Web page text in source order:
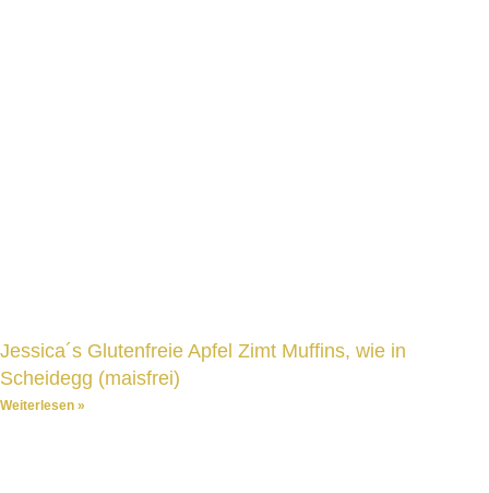
Jessica´s Glutenfreie Apfel Zimt Muffins, wie in
Scheidegg (maisfrei)
Weiterlesen »